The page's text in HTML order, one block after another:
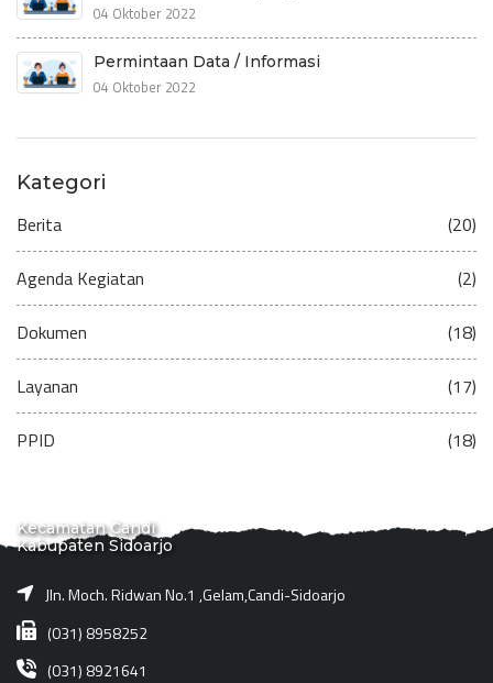
04 Oktober 2022
Permintaan Data / Informasi
04 Oktober 2022
Kategori
Berita (20)
Agenda Kegiatan (2)
Dokumen (18)
Layanan (17)
PPID (18)
Kecamatan Candi
Kabupaten Sidoarjo
Jln. Moch. Ridwan No.1 ,Gelam,Candi-Sidoarjo
(031) 8958252
(031) 8921641